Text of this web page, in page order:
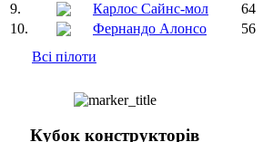
9.
Карлос Сайнс-мол
64
10.
Фернандо Алонсо
56
Всі пілоти
Кубок конструкторів